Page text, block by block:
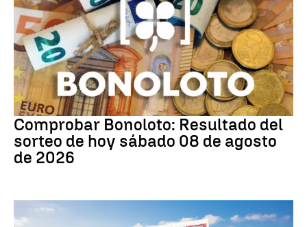
Bonoloto
Comprobar Bonoloto: Resultado del
sorteo de hoy sábado 08 de agosto
de 2026